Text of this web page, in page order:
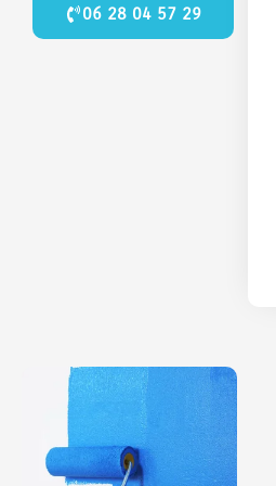
06 28 04 57 29